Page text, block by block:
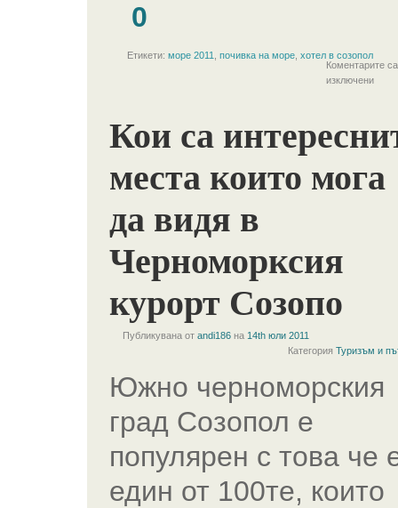
0
Етикети: море 2011 почивка на море хотел в созопол
Коментарите са
изключени
Кои са
места които мога
да видя в
Черноморксия
курорт Созопо
Публикувана от andi186 на 14th юли 2011
Категория Туризъм и
Южно черноморския
град Созопол е
популярен с това че
един от 100те, които